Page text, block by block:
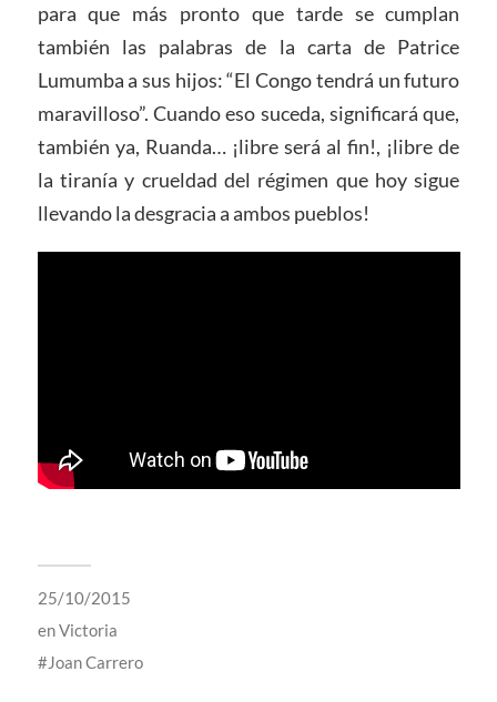
para que más pronto que tarde se cumplan
también las palabras de la carta de Patrice
Lumumba a sus hijos: “El Congo tendrá un futuro
maravilloso”. Cuando eso suceda, significará que,
también ya, Ruanda… ¡libre será al fin!, ¡libre de
la tiranía y crueldad del régimen que hoy sigue
llevando la desgracia a ambos pueblos!
25/10/2015
enVictoria
Joan Carrero